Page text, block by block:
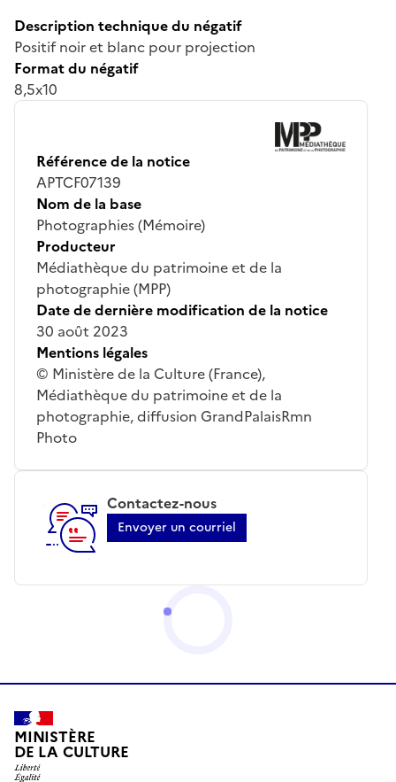
Description technique du négatif
Positif noir et blanc pour projection
Format du négatif
8,5x10
Référence de la notice
APTCF07139
Nom de la base
Photographies (Mémoire)
Producteur
Médiathèque du patrimoine et de la
photographie (MPP)
Date de dernière modification de la notice
30 août 2023
Mentions légales
© Ministère de la Culture (France),
Médiathèque du patrimoine et de la
photographie, diffusion GrandPalaisRmn
Photo
Contactez-nous
Envoyer un courriel
MINISTÈRE
DE LA CULTURE